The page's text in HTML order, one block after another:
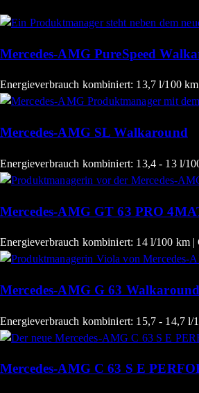
Mercedes-AMG PureSpeed
Energieverbrauch kombiniert: 13,7 l/100
Mercedes-AMG SL Walkaround
Energieverbrauch kombiniert: 13,4 - 13 l/
Mercedes-AMG GT 63 PRO
Energieverbrauch kombiniert: 14 l/100 km
Mercedes-AMG G 63 Walkaround
Energieverbrauch kombiniert: 15,7 - 14,7
Mercedes-AMG C 63 S E